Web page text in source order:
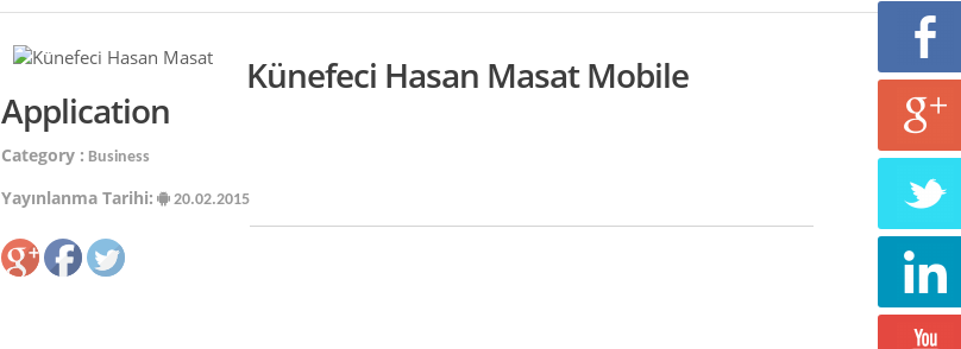
Künefeci Hasan Masat Mobile
Application
Category : Business
Yayınlanma Tarihi: 20.02.2015